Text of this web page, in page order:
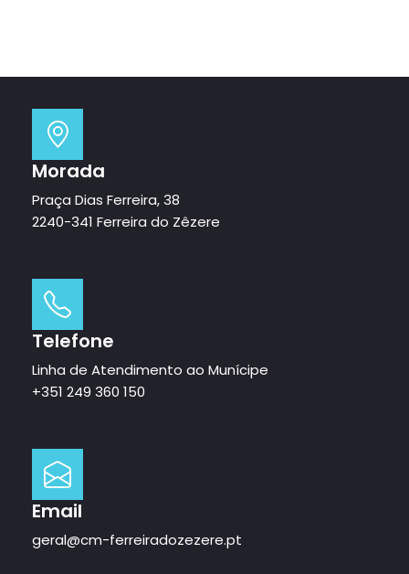
Morada
Praça Dias Ferreira, 38
2240-341 Ferreira do Zêzere
Telefone
Linha de Atendimento ao Munícipe
+351 249 360 150
Email
geral@cm-ferreiradozezere.pt